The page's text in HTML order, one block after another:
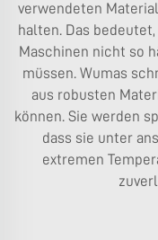
verwendeten
halten. Das
Maschinen nicht so
müssen. Wumas
aus robusten
können. Sie werden
dass sie unter
extremen